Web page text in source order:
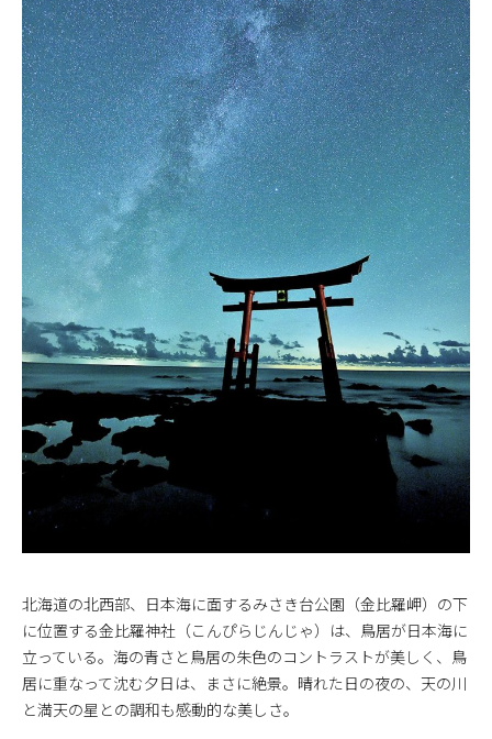
北海道の北西部、日本海に面するみさき台公園（金比羅岬）の下
に位置する金比羅神社（こんぴらじんじゃ）は、鳥居が日本海に
立っている。海の青さと鳥居の朱色のコントラストが美しく、鳥
居に重なって沈む夕日は、まさに絶景。晴れた日の夜の、天の川
と満天の星との調和も感動的な美しさ。